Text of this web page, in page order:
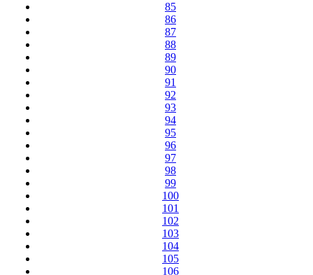
85
86
87
88
89
90
91
92
93
94
95
96
97
98
99
100
101
102
103
104
105
106